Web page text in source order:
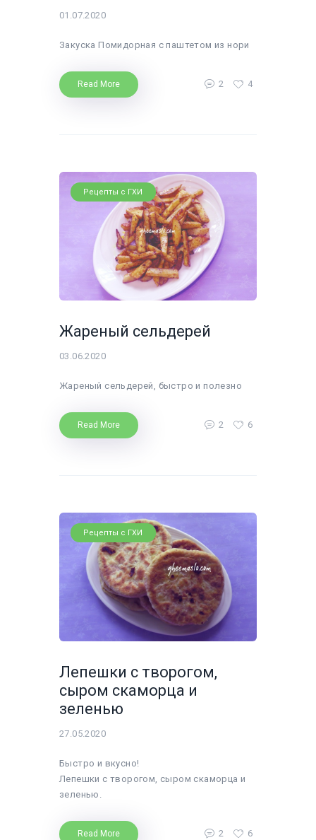
01.07.2020
Закуска Помидорная с паштетом из нори
Read More 2 4
Рецепты с ГХИ
Жареный сельдерей
03.06.2020
Жареный сельдерей, быстро и полезно
Read More 2 6
Рецепты с ГХИ
Лепешки с творогом,
сыром скаморца и
зеленью
27.05.2020
Быстро и вкусно!
Лепешки с творогом, сыром скаморца и
зеленью.
Read More 2 6